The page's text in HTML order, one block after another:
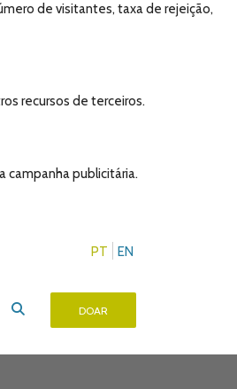
de visitantes, taxa de rejeição,
recursos de terceiros.
campanha publicitária.
PT EN
DOAR